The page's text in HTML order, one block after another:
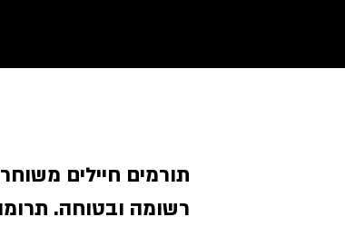
תורמים חיילים
רשומה ובטוחה.